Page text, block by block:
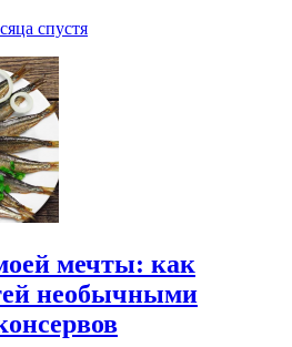
спустя
мечты: как
необычными